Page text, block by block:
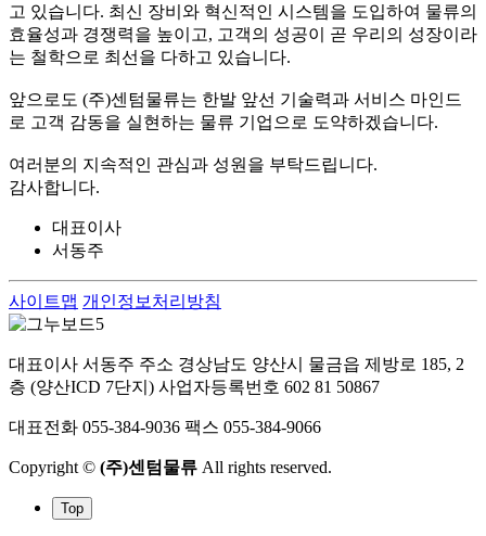
고 있습니다. 최신 장비와 혁신적인 시스템을 도입하여 물류의
효율성과 경쟁력을 높이고, 고객의 성공이 곧 우리의 성장이라
는 철학으로 최선을 다하고 있습니다.
앞으로도 (주)센텀물류는 한발 앞선 기술력과 서비스 마인드
로 고객 감동을 실현하는 물류 기업으로 도약하겠습니다.
여러분의 지속적인 관심과 성원을 부탁드립니다.
감사합니다.
대표이사
서동주
사이트맵 개인정보처리방침
대표이사 서동주 주소 경상남도 양산시 물금읍 제방로 185, 2
층 (양산ICD 7단지) 사업자등록번호 602 81 50867
대표전화 055-384-9036 팩스 055-384-9066
Copyright © (주)센텀물류 All rights reserved.
Top